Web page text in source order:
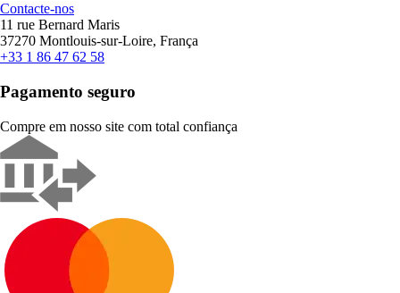
Contacte-nos
11 rue Bernard Maris
37270 Montlouis-sur-Loire, França
+33 1 86 47 62 58
Pagamento seguro
Compre em nosso site com total confiança